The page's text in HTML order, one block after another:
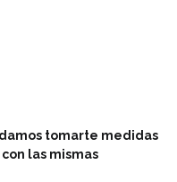
tomarte medidas
las mismas